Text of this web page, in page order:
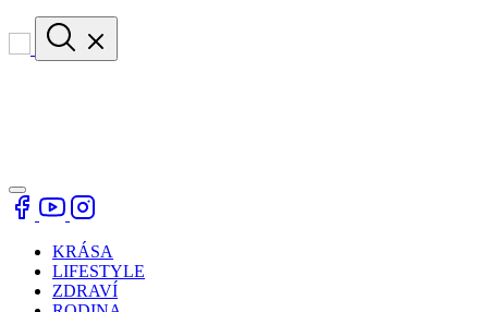
KRÁSA
LIFESTYLE
ZDRAVÍ